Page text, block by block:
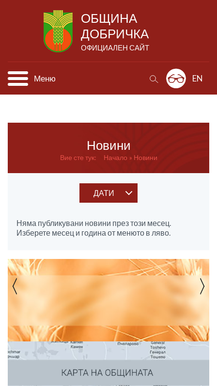
ОБЩИНА
ДОБРИЧКА
ОФИЦИАЛЕН САЙТ
Меню EN
Новини
Вие сте тук: Начало Новини
ДАТИ
Няма публикувани новини през този месец.
Изберете месец и година от менюто в ляво.